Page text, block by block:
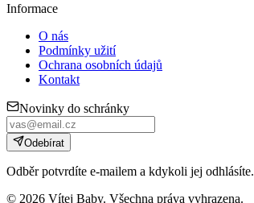
Informace
O nás
Podmínky užití
Ochrana osobních údajů
Kontakt
Novinky do schránky
Odebírat
Odběr potvrdíte e-mailem a kdykoli jej odhlásíte.
© 2026 Vítej Baby. Všechna práva vyhrazena.